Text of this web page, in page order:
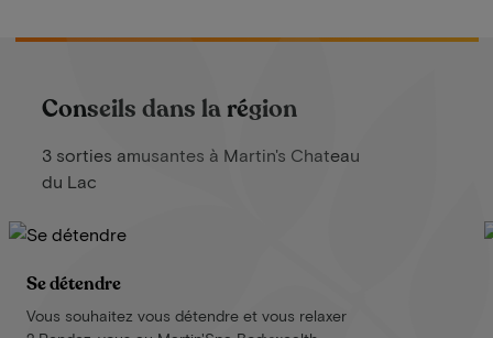
Conseils dans la région
3 sorties amusantes à Martin's Chateau
du Lac
Se détendre
Vous souhaitez vous détendre et vous relaxer